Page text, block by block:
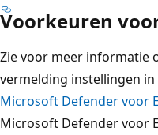
Voorkeuren
Zie voor meer informatie
vermelding instellingen in
Microsoft Defender voor
Microsoft Defender voor